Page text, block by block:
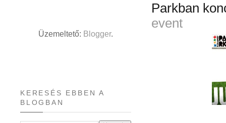
Parkban
event
Üzemeltető: Blogger.
KERESÉS EBBEN A
BLOGBAN